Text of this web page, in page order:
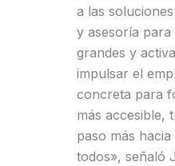
a las
y asesoría para
grandes y
impulsar el
concreta para
más accesible,
paso más
todos», señaló